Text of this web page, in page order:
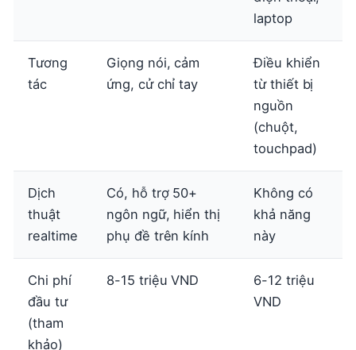
laptop
Tương
tác
Giọng nói, cảm
ứng, cử chỉ tay
Điều khiển
từ thiết bị
nguồn
(chuột,
touchpad)
Dịch
thuật
realtime
Có, hỗ trợ 50+
ngôn ngữ, hiển thị
phụ đề trên kính
Không có
khả năng
này
Chi phí
đầu tư
(tham
khảo)
8-15 triệu VND
6-12 triệu
VND